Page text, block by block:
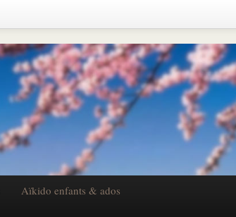
Aïkido enfants & ados